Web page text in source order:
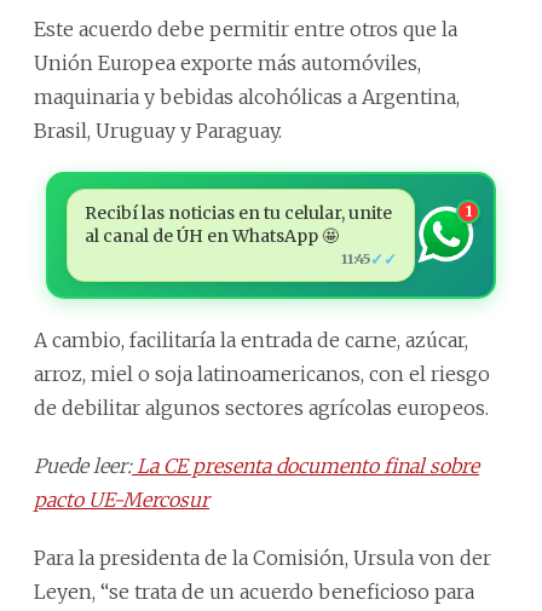
Este acuerdo debe permitir entre otros que la
Unión Europea exporte más automóviles,
maquinaria y bebidas alcohólicas a Argentina,
Brasil, Uruguay y Paraguay.
Recibí las noticias en tu celular, unite
al canal de ÚH en WhatsApp 🤩
11:45✓✓
1
A cambio, facilitaría la entrada de carne, azúcar,
arroz, miel o soja latinoamericanos, con el riesgo
de debilitar algunos sectores agrícolas europeos.
Puede leer:La CE presenta documento final sobre
pacto UE-Mercosur
Para la presidenta de la Comisión, Ursula von der
Leyen, “se trata de un acuerdo beneficioso para